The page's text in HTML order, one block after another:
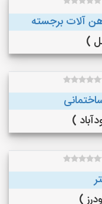
آلات برجسته